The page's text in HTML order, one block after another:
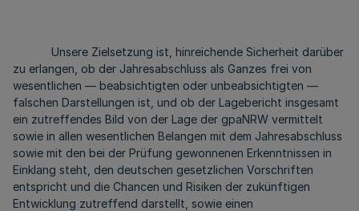
Unsere Zielsetzung ist, hinreichende Sicherheit darüber
zu erlangen, ob der Jahresabschluss als Ganzes frei von
wesentlichen — beabsichtigten oder unbeabsichtigten —
falschen Darstellungen ist, und ob der Lagebericht insgesamt
ein zutreffendes Bild von der Lage der gpaNRW vermittelt
sowie in allen wesentlichen Belangen mit dem Jahresabschluss
sowie mit den bei der Prüfung gewonnenen Erkenntnissen in
Einklang steht, den deutschen gesetzlichen Vorschriften
entspricht und die Chancen und Risiken der zukünftigen
Entwicklung zutreffend darstellt, sowie einen